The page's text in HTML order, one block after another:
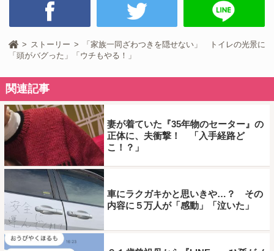
ストーリー
「家族一同ざわつきを隠せない」 トイレの光景に
「頭がバグった」「ウチもやる！」
関連記事
妻が着ていた『35年物のセーター』の
正体に、夫衝撃！ 「入手経路ど
こ！？」
車にラクガキかと思いきや…？ その
内容に５万人が「感動」「泣いた」